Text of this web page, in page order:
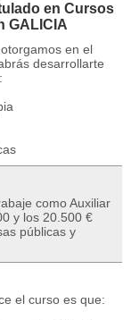
en Cursos
GALICIA
en el
desarrollarte
como Auxiliar
y los 20.500 €
públicas y
el curso es que: